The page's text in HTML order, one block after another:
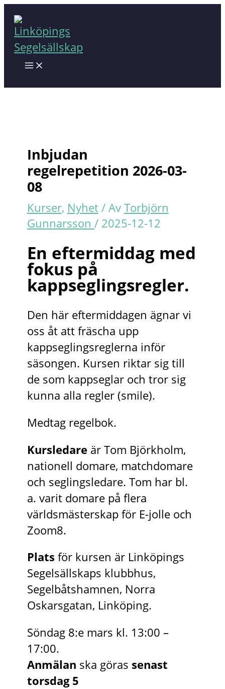
Hoppa
till
innehåll
Inbjudan
regelrepetition 2026-03-
08
Kurser, Nyhet/ Av Torbjörn
Gunnarsson / 2025-12-12
En eftermiddag med
fokus på
kappseglingsregler.
Den här eftermiddagen ägnar vi
oss åt att fräscha upp
kappseglingsreglerna inför
säsongen. Kursen riktar sig till
de som kappseglar och tror sig
kunna alla regler (smile).
Medtag regelbok.
Kursledare är Tom Björkholm,
nationell domare, matchdomare
och seglingsledare. Tom har bl.
a. varit domare på flera
världsmästerskap för E-jolle och
Zoom8.
Plats för kursen är Linköpings
Segelsällskaps klubbhus,
Segelbåtshamnen, Norra
Oskarsgatan, Linköping.
Söndag 8:e mars kl. 13:00 –
17:00.
Anmälan ska göras senast
torsdag 5